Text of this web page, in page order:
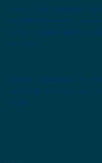
Il nostro Staff Visussport è a
suoi atleti professionisti, anche
semplice sportivo amatoriale,
domenica”.
Rivolgiti a Visussport per
rendimento durante la
naturale.